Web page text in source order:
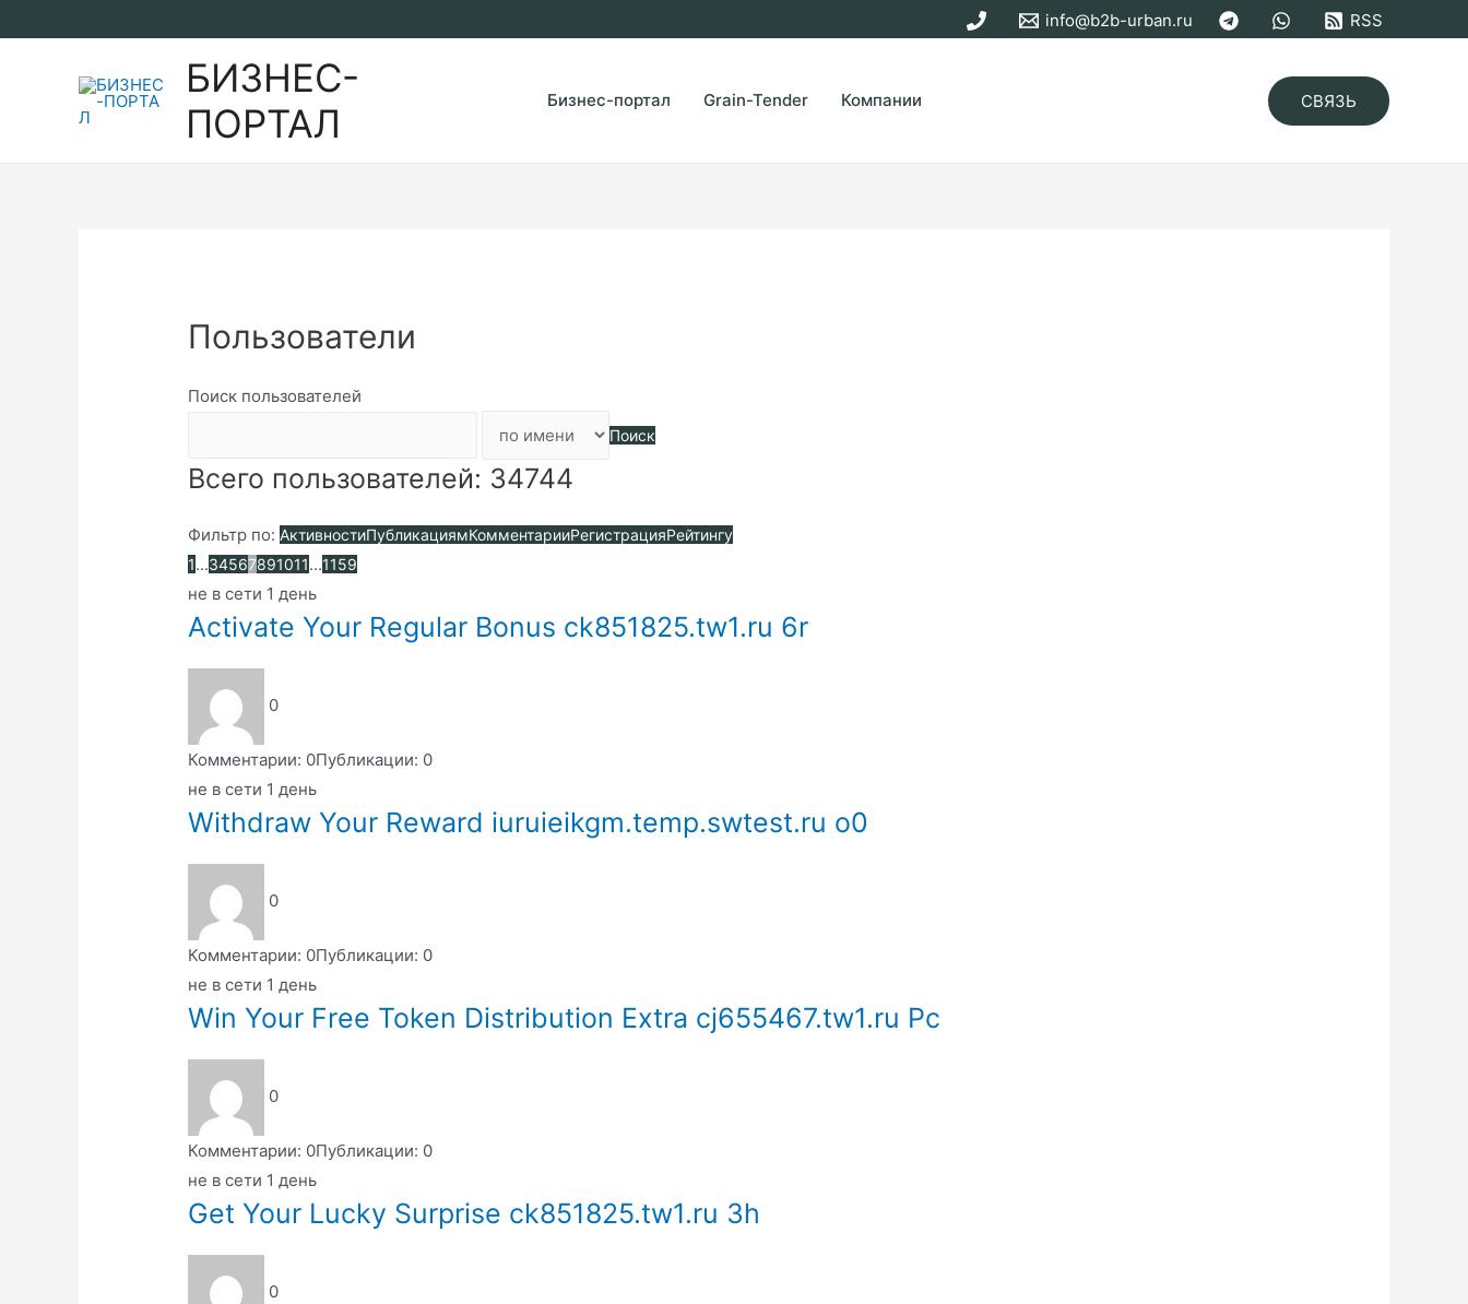
к
содержимому
info@b2b-urban.ru RSS
БИЗНЕС-
ПОРТАЛ
Бизнес-портал Grain-Tender Компании СВЯЗЬ
Пользователи
Поиск пользователей
Поиск
Всего пользователей: 34744
Фильтр по:АктивностиПубликациямКомментарииРегистрацияРейтингу
1...34567891011...1159
не в сети 1 день
Activate Your Regular Bonus ck851825.tw1.ru 6r
0
Комментарии: 0Публикации: 0
не в сети 1 день
Withdraw Your Reward iuruieikgm.temp.swtest.ru o0
0
Комментарии: 0Публикации: 0
не в сети 1 день
Win Your Free Token Distribution Extra cj655467.tw1.ru Pc
0
Комментарии: 0Публикации: 0
не в сети 1 день
Get Your Lucky Surprise ck851825.tw1.ru 3h
0